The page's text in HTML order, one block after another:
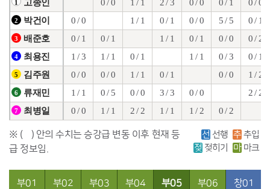
1 고종인 0 / 0 1 / 1 2 / 3 0 / 0 0 / 1 0 / 0
2 박건이 0 / 0 1 / 1 0 / 1 0 / 0 5 / 5 0 / 1
3 배준호 0 / 1 0 / 1 1 / 1 0 / 1 0 / 0 0 / 2
4 최용진 1 / 3 1 / 1 0 / 1 1 / 1 0 / 3 0 / 1
5 김주원 0 / 0 0 / 0 1 / 1 0 / 1 0 / 0 1 / 2
6 류재민 1 / 1 0 / 5 0 / 0 3 / 3 0 / 0 2 / 2
7 최병일 0 / 0 1 / 1 2 / 2 1 / 1 1 / 2 0 / 2
※ ( ) 안의 수치는 승강급 변동 이후 현재 등
급 정보임.
선 선행 추 추입
젖 젖히기 마 마크
부01 부02 부03 부04 부05 부06 창01